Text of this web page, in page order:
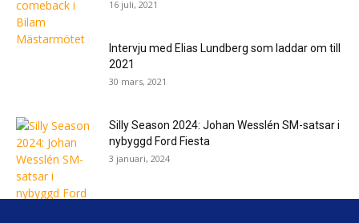
16 juli, 2021
Intervju med Elias Lundberg som laddar om till
2021
30 mars, 2021
Silly Season 2024: Johan Wesslén SM-satsar i
nybyggd Ford Fiesta
3 januari, 2024